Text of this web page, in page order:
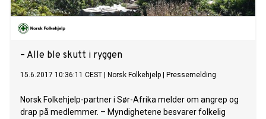
– Alle ble skutt i ryggen
15.6.2017 10:36:11 CEST Norsk Folkehjelp Pressemelding
Norsk Folkehjelp-partner i Sør-Afrika melder om angrep og
drap på medlemmer. – Myndighetene besvarer folkelig